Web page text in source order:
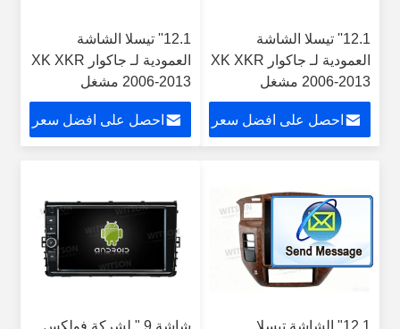
12.1'' تيسلا الشاشة
العمودية لـ جاكوار XK XKR
2006-2013 مشغل
الوسائط المتعددة للسيارات
الروبوتيةاحصل على افضل سعر
12.1'' تيسلا الشاشة
العمودية لـ جاكوار XK XKR
2006-2013 مشغل
الوسائط المتعددة للسيارات
الروبوتيةاحصل على افضل سعر
12.1" الشاشة تيسلا
شاشة 9 " لشركة فولكس